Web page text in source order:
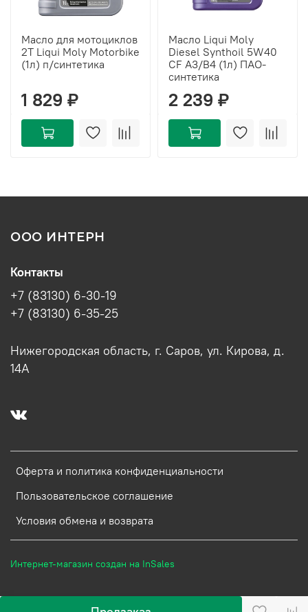
Масло для мотоциклов
2Т Liqui Moly Motorbike
(1л) п/синтетика
1 829 ₽
Масло Liqui Moly
Diesel Synthoil 5W40
CF A3/B4 (1л) ПАО-
синтетика
2 239 ₽
ООО ИНТЕРН
Оферта и политика конфиденциальности
Пользовательское соглашение
Условия обмена и возврата
Контакты
+7 (83130) 6-30-19
+7 (83130) 6-35-25
Нижегородская область, г. Саров, ул. Кирова, д.
14А
Интернет-магазин создан на InSales